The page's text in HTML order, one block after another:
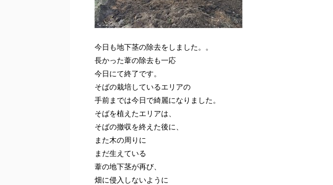
今日も地下茎の除去をしました。。
長かった葦の除去も一応
今日にて終了です。
そばの栽培しているエリアの
手前までは今日で綺麗になりました。
そばを植えたエリアは、
そばの撤収を終えた後に、
また木の周りに
まだ生えている
葦の地下茎が再び、
畑に侵入しないように